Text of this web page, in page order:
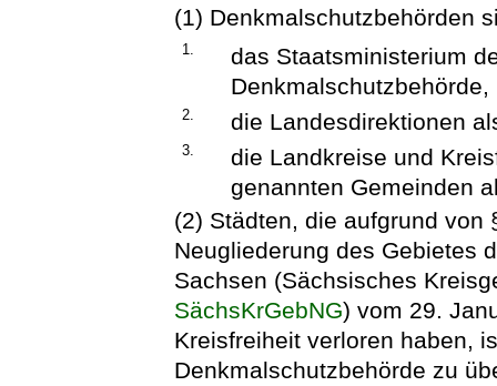
(1) Denkmalschutzbehörden
1.
das Staatsministerium
Denkmalschutzbehörde,
2. die Landesdirektionen
3.
die Landkreise und
genannten Gemeinden
(2) Städten, die aufgrund von
Neugliederung des Gebietes
Sachsen (Sächsisches
SächsKrGebNG) vom 29.
Kreisfreiheit verloren haben,
Denkmalschutzbehörde zu